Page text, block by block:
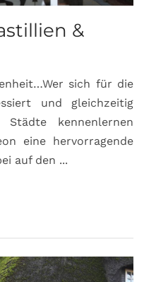
&
sich für die
und gleichzeitig
kennenlernen
eine hervorragende
auf den ...